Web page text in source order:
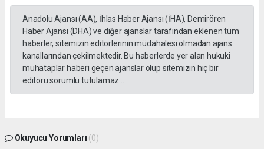
Anadolu Ajansı (AA), İhlas Haber Ajansı (İHA), Demirören
Haber Ajansı (DHA) ve diğer ajanslar tarafından eklenen tüm
haberler, sitemizin editörlerinin müdahalesi olmadan ajans
kanallarından çekilmektedir. Bu haberlerde yer alan hukuki
muhataplar haberi geçen ajanslar olup sitemizin hiç bir
editörü sorumlu tutulamaz...
Okuyucu Yorumları (0)